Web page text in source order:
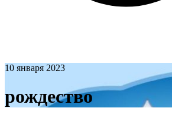
10 января 2023
рождество